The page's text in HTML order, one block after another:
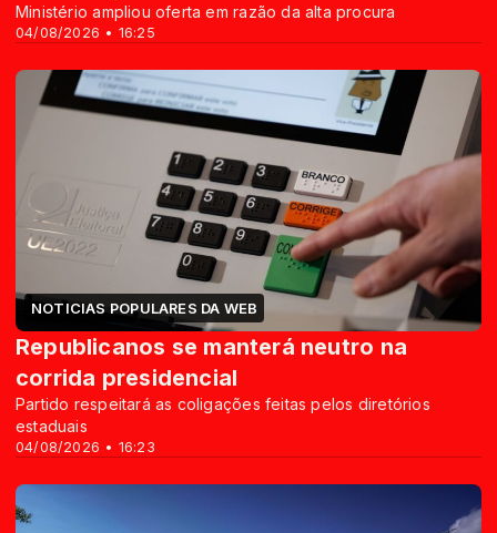
04/08/2026 • 16:25
Ministério ampliou oferta em razão da alta procura
NOTICIAS POPULARES DA WEB
04/08/2026 • 16:23
Republicanos se manterá neutro na
corrida presidencial
Partido respeitará as coligações feitas pelos diretórios
estaduais